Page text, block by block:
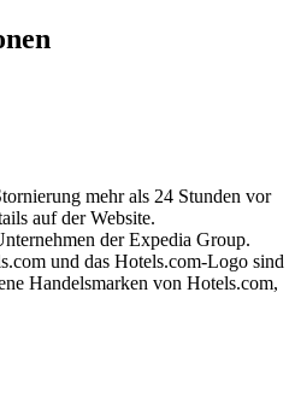
mehr als 24 Stunden vor
auf der Website.
der Expedia Group.
und das Hotels.com-Logo sind
Handelsmarken von Hotels.com,